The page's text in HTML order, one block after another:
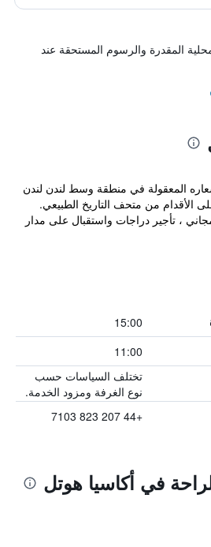
المقدرة والرسوم المستحقة عند
المعقولة في منطقة وسط لندن لندن
الأقدام من متحف التاريخ الطبيعي.
، تأجير دراجات واستقبال على مدار
15:00
11:00
تختلف السياسات حسب
نوع الغرفة ومزود الخدمة.
+44 207 823 7103
في أكاسيا هوتل